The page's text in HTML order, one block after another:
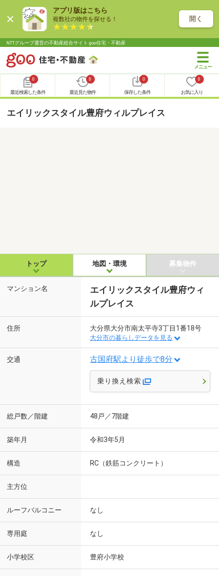
アプリ版はこちら
複数社の物件を探せる！ 開く
NTTグループ運営の不動産総合サイト goo住宅・不動産
0
最近検索した条件
0
最近見た物件
0
保存した条件
0
お気に入り
エイリックスタイル豊府ウィルプレイス
トップ 地図・環境 募集物件
マンション名
エイリックスタイル豊府ウィ
ルプレイス
住所 大分県大分市南太平寺3丁目1番18号
大分市の暮らしデータを見る
交通 古国府駅より徒歩で8分
乗り換え検索
総戸数／階建 48戸／7階建
築年月 令和3年5月
構造 RC（鉄筋コンクリート）
主方位
ルーフバルコニー なし
専用庭 なし
小学校区 豊府小学校